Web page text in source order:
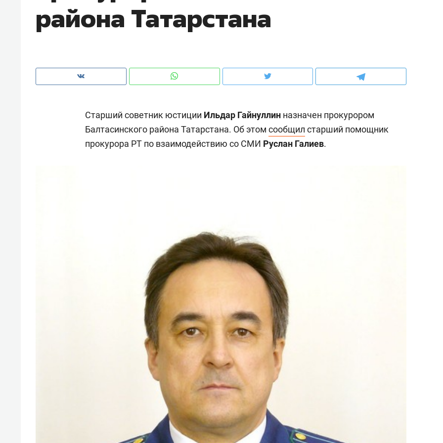
района Татарстана
Старший советник юстиции Ильдар Гайнуллин назначен прокурором
Балтасинского района Татарстана. Об этом сообщил старший помощник
прокурора РТ по взаимодействию со СМИ Руслан Галиев.
рынки, почему надо знать аксакалов и
чем интересен Оман?
клиентах и чудных запросах мастеров
свою сверхнагрузку
стрессом»